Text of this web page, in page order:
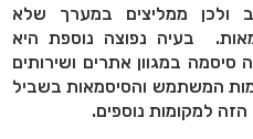
ממליצים במערך שלא
בעיה נפוצה נוספת היא
במגוון אתרים ושירותים
המשתמש והסיסמאות בשביל
למקומות נוספים.